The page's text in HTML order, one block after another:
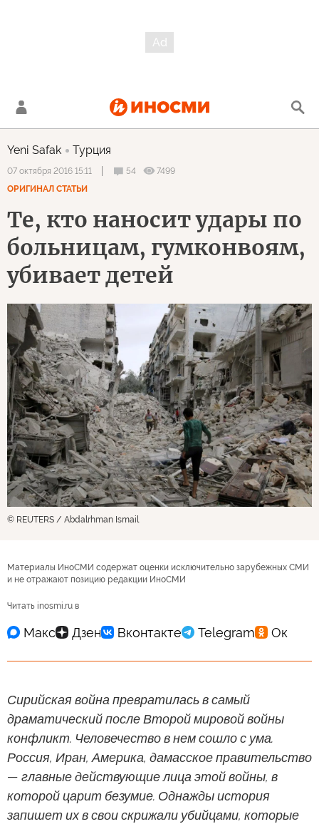
Yeni Safak Турция
07 октября 2016 15:11 54
7499
ОРИГИНАЛ СТАТЬИ
Те, кто наносит удары по
больницам, гумконвоям,
убивает детей
© REUTERS / Abdalrhman Ismail
Материалы ИноСМИ содержат оценки исключительно зарубежных СМИ
и не отражают позицию редакции ИноСМИ
Читать inosmi.ru в
Сирийская война превратилась в самый
драматический после Второй мировой войны
конфликт. Человечество в нем сошло с ума.
Россия, Иран, Америка, дамасское правительство
— главные действующие лица этой войны, в
которой царит безумие. Однажды история
запишет их в свои скрижали убийцами, которые